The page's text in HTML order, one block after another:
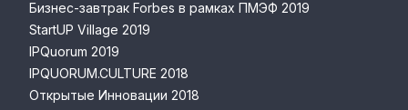
Бизнес-завтрак Forbes в рамках ПМЭФ 2019
StartUP Village 2019
IPQuorum 2019
IPQUORUM.CULTURE 2018
Открытые Инновации 2018